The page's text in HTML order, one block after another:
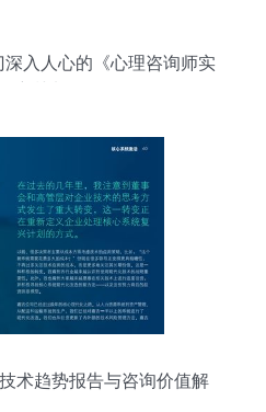
入人心的《心理咨询师实
术趋势报告与咨询价值解